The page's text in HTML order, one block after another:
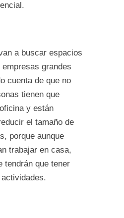
a buscar espacios
grandes
cuenta de que no
tienen que
y están
el tamaño de
porque aunque
trabajar en casa,
tendrán que tener